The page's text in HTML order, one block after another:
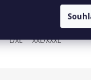
L/XL XXL/XXXL